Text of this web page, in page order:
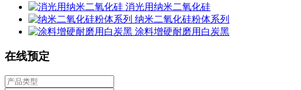
消光用纳米二氧化硅
纳米二氧化硅粉体系列
涂料增硬耐磨用白炭黑
在线预定